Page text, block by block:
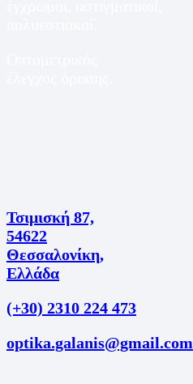
Τσιμισκή 87,
54622
Θεσσαλονίκη,
Ελλάδα
(+30) 2310 224 473
optika.galanis@gmail.com